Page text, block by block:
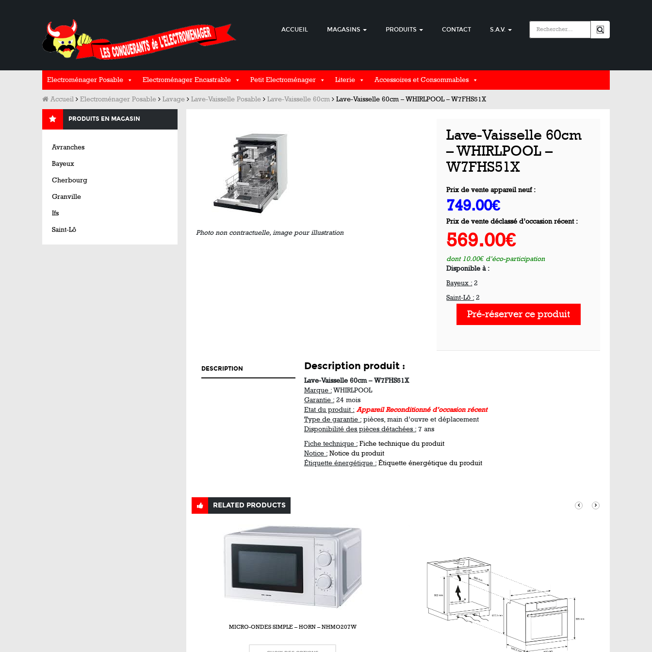
ACCUEIL MAGASINS PRODUITS CONTACT S.A.V.
Electroménager Posable Electroménager Encastrable Petit Electroménager Literie Accessoires et Consommables
Accueil Electroménager Posable Lavage Lave-Vaisselle Posable Lave-Vaisselle 60cm Lave-Vaisselle 60cm – WHIRLPOOL – W7FHS51X
Photo non contractuelle, image pour illustration
Lave-Vaisselle 60cm
– WHIRLPOOL –
W7FHS51X
Prix de vente appareil neuf :
749.00€
Prix de vente déclassé d’occasion récent :
569.00€
dont 10.00€ d’éco-participation
Disponible à :
Bayeux : 2
Saint-Lô : 2
Pré-réserver ce produit
DESCRIPTION Description produit :
Lave-Vaisselle 60cm – W7FHS51X
Marque :WHIRLPOOL
Garantie :24 mois
Etat du produit : Appareil Reconditionné d’occasion récent
Type de garantie :pièces, main d’ouvre et déplacement
Disponibilité des pièces détachées :7 ans
Fiche technique : Fiche technique du produit
Notice : Notice du produit
Étiquette énergétique : Étiquette énergétique du produit
RELATED PRODUCTS
MICRO-ONDES SIMPLE – HORN – NHMO207W
PRODUITS EN MAGASIN
Avranches
Bayeux
Cherbourg
Granville
Ifs
Saint-Lô